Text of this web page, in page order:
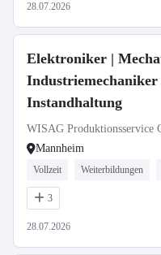
28.07.2026
Elektroniker |
Instandhaltung
WISAG Produktionsservice
Mannheim
Vollzeit Weiterbildungen
3
28.07.2026